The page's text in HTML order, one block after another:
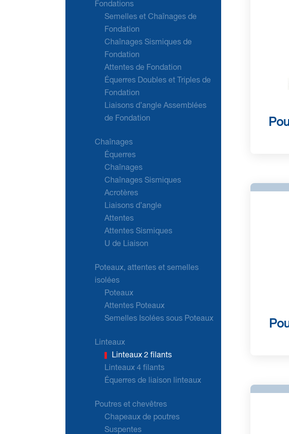
Fondations
Semelles et Chaînages de
Fondation
Chaînages Sismiques de
Fondation
Attentes de Fondation
Équerres Doubles et Triples de
Fondation
Liaisons d’angle Assemblées
de Fondation
Chaînages
Équerres
Chaînages
Chaînages Sismiques
Acrotères
Liaisons d’angle
Attentes
Attentes Sismiques
U de Liaison
Poteaux, attentes et semelles
isolées
Poteaux
Attentes Poteaux
Semelles Isolées sous Poteaux
Linteaux
Linteaux 2 filants
Linteaux 4 filants
Équerres de liaison linteaux
Poutres et chevêtres
Chapeaux de poutres
Suspentes